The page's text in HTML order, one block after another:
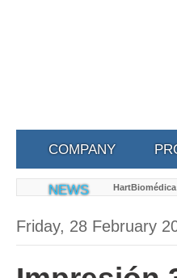
COMPANY
NEWS
Friday, 28 February